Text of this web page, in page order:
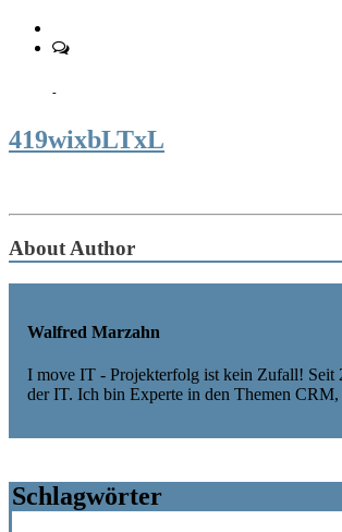
-
419wixbLTxL
About Author
Walfred Marzahn
I move IT - Projekterfolg ist kein Zufall! Seit
der IT. Ich bin Experte in den Themen CRM,
Schlagwörter